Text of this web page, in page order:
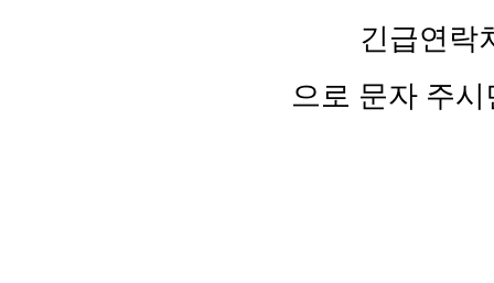
긴급연락
으로 문자 주